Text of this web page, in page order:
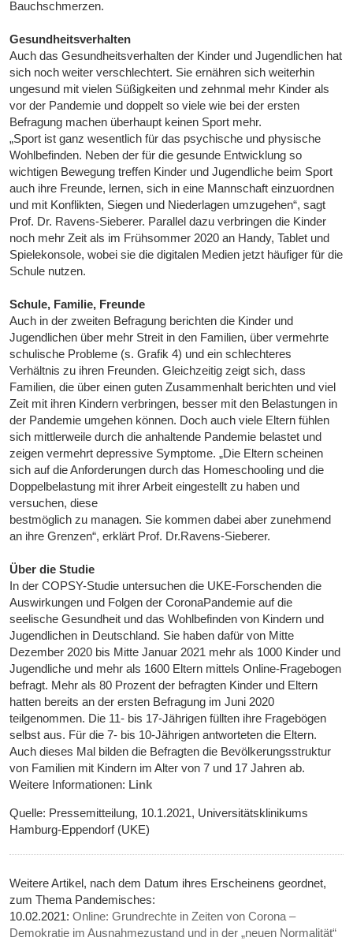
Bauchschmerzen.
Gesundheitsverhalten
Auch das Gesundheitsverhalten der Kinder und Jugendlichen hat
sich noch weiter verschlechtert. Sie ernähren sich weiterhin
ungesund mit vielen Süßigkeiten und zehnmal mehr Kinder als
vor der Pandemie und doppelt so viele wie bei der ersten
Befragung machen überhaupt keinen Sport mehr.
„Sport ist ganz wesentlich für das psychische und physische
Wohlbefinden. Neben der für die gesunde Entwicklung so
wichtigen Bewegung treffen Kinder und Jugendliche beim Sport
auch ihre Freunde, lernen, sich in eine Mannschaft einzuordnen
und mit Konflikten, Siegen und Niederlagen umzugehen“, sagt
Prof. Dr. Ravens-Sieberer. Parallel dazu verbringen die Kinder
noch mehr Zeit als im Frühsommer 2020 an Handy, Tablet und
Spielekonsole, wobei sie die digitalen Medien jetzt häufiger für die
Schule nutzen.
Schule, Familie, Freunde
Auch in der zweiten Befragung berichten die Kinder und
Jugendlichen über mehr Streit in den Familien, über vermehrte
schulische Probleme (s. Grafik 4) und ein schlechteres
Verhältnis zu ihren Freunden. Gleichzeitig zeigt sich, dass
Familien, die über einen guten Zusammenhalt berichten und viel
Zeit mit ihren Kindern verbringen, besser mit den Belastungen in
der Pandemie umgehen können. Doch auch viele Eltern fühlen
sich mittlerweile durch die anhaltende Pandemie belastet und
zeigen vermehrt depressive Symptome. „Die Eltern scheinen
sich auf die Anforderungen durch das Homeschooling und die
Doppelbelastung mit ihrer Arbeit eingestellt zu haben und
versuchen, diese
bestmöglich zu managen. Sie kommen dabei aber zunehmend
an ihre Grenzen“, erklärt Prof. Dr.Ravens-Sieberer.
Über die Studie
In der COPSY-Studie untersuchen die UKE-Forschenden die
Auswirkungen und Folgen der CoronaPandemie auf die
seelische Gesundheit und das Wohlbefinden von Kindern und
Jugendlichen in Deutschland. Sie haben dafür von Mitte
Dezember 2020 bis Mitte Januar 2021 mehr als 1000 Kinder und
Jugendliche und mehr als 1600 Eltern mittels Online-Fragebogen
befragt. Mehr als 80 Prozent der befragten Kinder und Eltern
hatten bereits an der ersten Befragung im Juni 2020
teilgenommen. Die 11- bis 17-Jährigen füllten ihre Fragebögen
selbst aus. Für die 7- bis 10-Jährigen antworteten die Eltern.
Auch dieses Mal bilden die Befragten die Bevölkerungsstruktur
von Familien mit Kindern im Alter von 7 und 17 Jahren ab.
Weitere Informationen: Link
Quelle: Pressemitteilung, 10.1.2021, Universitätsklinikums
Hamburg-Eppendorf (UKE)
Weitere Artikel, nach dem Datum ihres Erscheinens geordnet,
zum Thema Pandemisches:
10.02.2021:Online: Grundrechte in Zeiten von Corona –
Demokratie im Ausnahmezustand und in der „neuen Normalität“